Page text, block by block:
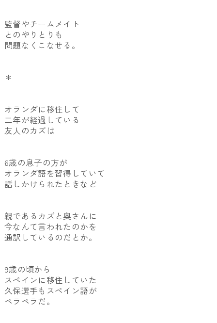
監督やチームメイト
とのやりとりも
問題なくこなせる。
＊
オランダに移住して
二年が経過している
友人のカズは
6歳の息子の方が
オランダ語を習得していて
話しかけられたときなど
親であるカズと奥さんに
今なんて言われたのかを
通訳しているのだとか。
9歳の頃から
スペインに移住していた
久保選手もスペイン語が
ペラペラだ。